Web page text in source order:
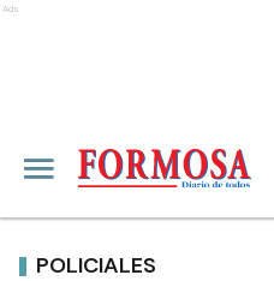
Ads
POLICIALES